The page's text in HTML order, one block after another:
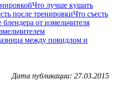
Что лучше кушать
Что съесть
между повидлом и
Дата публикации: 27.03.2015